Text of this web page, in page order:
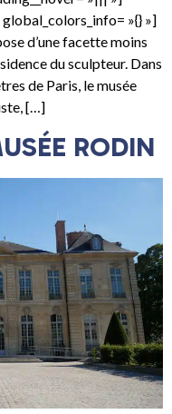
»{} »]
d’une facette moins
du sculpteur. Dans
de Paris, le musée
[…]
RODIN